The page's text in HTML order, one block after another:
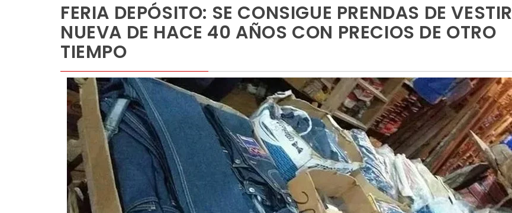
FERIA DEPÓSITO: SE CONSIGUE PRENDAS DE VESTIR
NUEVA DE HACE 40 AÑOS CON PRECIOS DE OTRO
TIEMPO